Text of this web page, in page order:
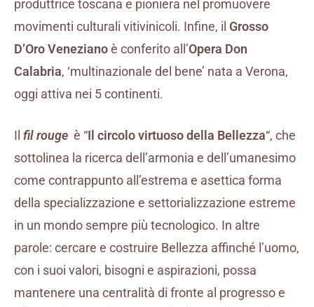
produttrice toscana e pioniera nel promuovere
movimenti culturali vitivinicoli. Infine, il Grosso
D’Oro Venezianoè conferito all’Opera Don
Calabria, ‘multinazionale del bene’ nata a Verona,
oggi attiva nei 5 continenti.
Il fil rouge è “Il circolo virtuoso della Bellezza“, che
sottolinea la ricerca dell’armonia e dell’umanesimo
come contrappunto all’estrema e asettica forma
della specializzazione e settorializzazione estreme
in un mondo sempre più tecnologico. In altre
parole: cercare e costruire Bellezza affinché l’uomo,
con i suoi valori, bisogni e aspirazioni, possa
mantenere una centralità di fronte al progresso e